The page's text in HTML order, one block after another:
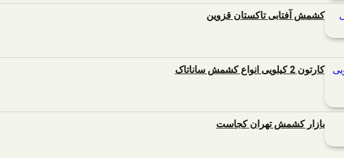
کشمش آفتابی تاکستان قزوین
کارتون 2 کیلویی انواع کشمش ساناتاک
بازار کشمش تهران کجاست